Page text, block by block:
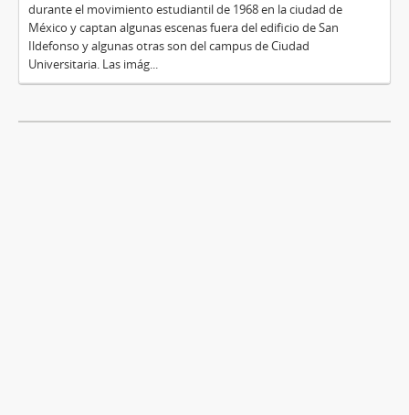
durante el movimiento estudiantil de 1968 en la ciudad de
México y captan algunas escenas fuera del edificio de San
Ildefonso y algunas otras son del campus de Ciudad
Universitaria. Las imág...